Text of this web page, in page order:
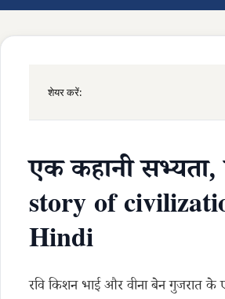
शेयर करें:
एक कहानी
story of
Hindi
रवि किशन भाई और वीना बेन गुजरात के